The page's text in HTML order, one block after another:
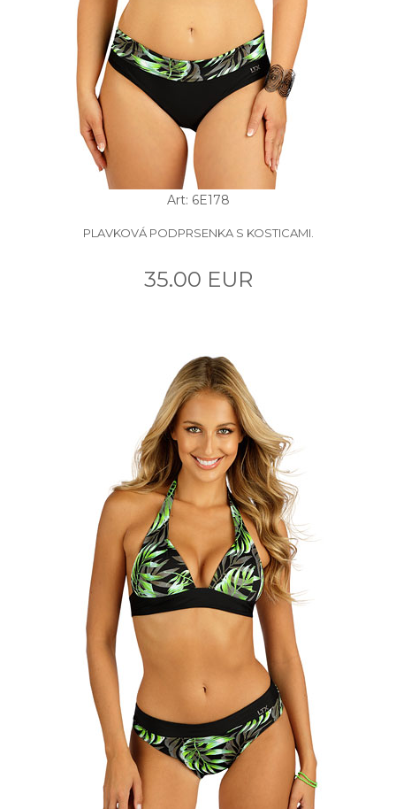
Art: 6E178
PLAVKOVÁ PODPRSENKA S KOSTICAMI.
35.00 EUR